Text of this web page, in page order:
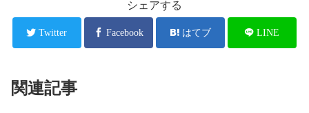
シェアする
Twitter Facebook はてブ LINE
関連記事